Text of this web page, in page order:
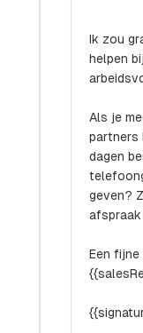
Ik zou
helpen
Als je
partners
dagen
geven?
afspraak
Een fijne